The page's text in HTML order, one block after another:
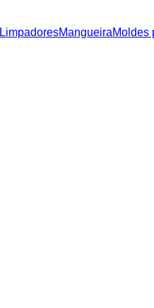
LimpadoresMangueiraMoldes